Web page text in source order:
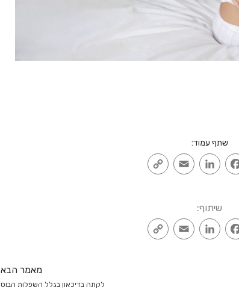
שתף עמוד:
Facebook
LinkedIn
Email
שיתוף:
Facebook
LinkedIn
Email
מאמר הבא
לקתה בדיכאון בגלל השפלות הבוס